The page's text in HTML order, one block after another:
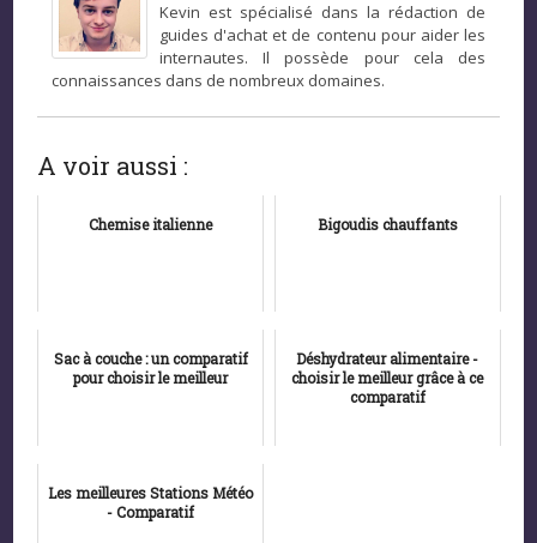
Kevin est spécialisé dans la rédaction de
guides d'achat et de contenu pour aider les
internautes. Il possède pour cela des
connaissances dans de nombreux domaines.
A voir aussi :
Chemise italienne Bigoudis chauffants
Sac à couche : un comparatif
pour choisir le meilleur
Déshydrateur alimentaire -
choisir le meilleur grâce à ce
comparatif
Les meilleures Stations Météo
- Comparatif